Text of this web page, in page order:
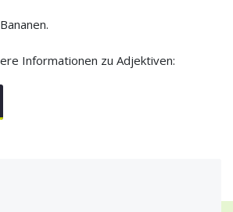
Informationen zu Adjektiven: